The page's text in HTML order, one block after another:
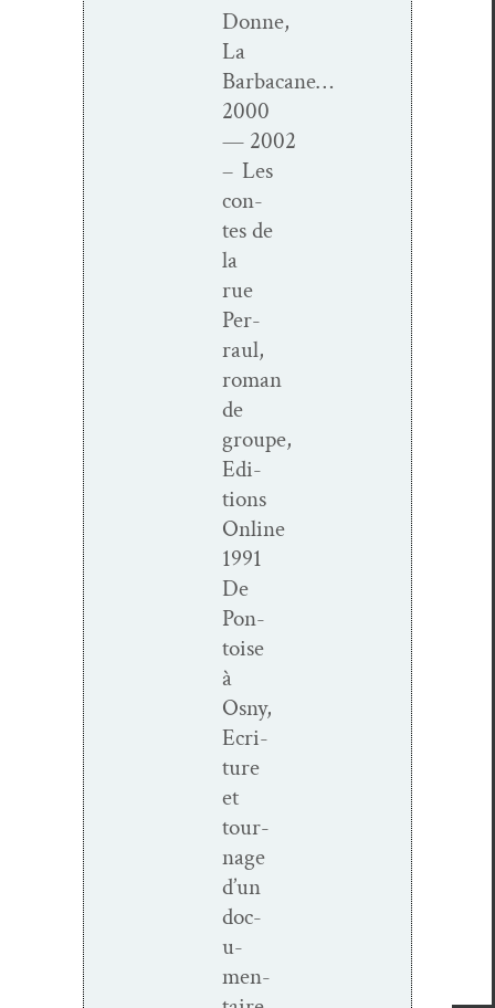
Donne,
La
Barbacane…
2000
— 2002
– Les
con­
tes de
la
rue
Per­
raul,
roman
de
groupe,
Edi­
tions
Online
1991
De
Pon­
toise
à
Osny,
Ecri­
t­ure
et
tour­
nage
d’un
doc­
u­
men­